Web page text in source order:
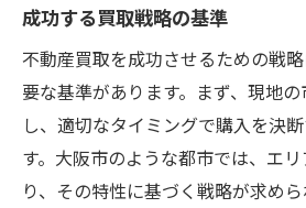
成功する買取戦略の基準
不動産買取を成功させるための戦
要な基準があります。まず、現地
し、適切なタイミングで購入を決
す。大阪市のような都市では、エ
り、その特性に基づく戦略が求め